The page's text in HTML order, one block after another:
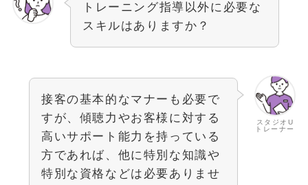
トレーニング指導以外に必要な
スキルはありますか？
スタジオU
トレーナー
接客の基本的なマナーも必要で
すが、傾聴力やお客様に対する
高いサポート能力を持っている
方であれば、他に特別な知識や
特別な資格などは必要ありませ